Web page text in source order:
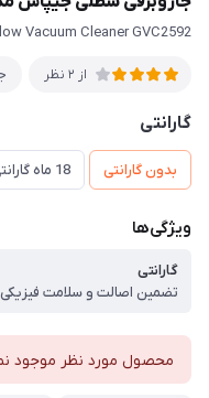
Vacuum Cleaner GVC2592
از 2 نظر
گارانتی
بدون گارانتی 18 ماه گارانتی و 60 ماه خدمات پس از فروش و ضمانت تعویض
ویژگی‌ها
گارانتی
تضمین اصالت و سلامت فیزیکی
محصول مورد نظر موجود